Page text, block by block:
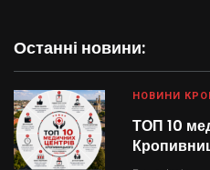
Останні новини:
НОВИНИ
ТОП 10